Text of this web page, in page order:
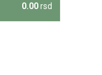
0.00rsd